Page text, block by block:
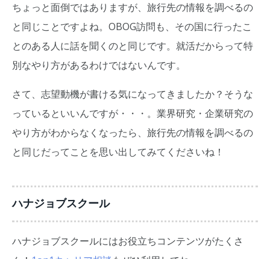
ちょっと面倒ではありますが、旅行先の情報を調べるの
と同じことですよね。OBOG訪問も、その国に行ったこ
とのある人に話を聞くのと同じです。就活だからって特
別なやり方があるわけではないんです。
さて、志望動機が書ける気になってきましたか？そうな
っているといいんですが・・・。業界研究・企業研究の
やり方がわからなくなったら、旅行先の情報を調べるの
と同じだってことを思い出してみてくださいね！
ハナジョブスクール
ハナジョブスクールにはお役立ちコンテンツがたくさ